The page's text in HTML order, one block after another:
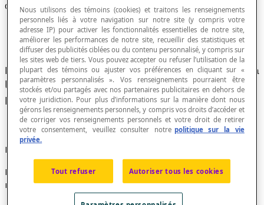
Ordre croissant
Placer des nombres en ordre croissant consiste à
les mettre en ordre de la plus petite valeur à la
plus grande valeur.
Exemples
Dans chacune des listes de nombres suivantes, les
nombres sont placés en ordre croissant :
Nous utilisons des témoins (cookies) et traitons les renseignements
personnels liés à votre navigation sur notre site (y compris votre
adresse IP) pour activer les fonctionnalités essentielles de notre site,
améliorer les performances de notre site, recueillir des statistiques et
diffuser des publicités ciblées ou du contenu personnalisé, y compris sur
les sites web de tiers. Vous pouvez accepter ou refuser l’utilisation de la
plupart des témoins ou ajuster vos préférences en cliquant sur «
paramètres personnalisés ». Vos renseignements pourraient être
stockés et/ou partagés avec nos partenaires publicitaires en dehors de
votre juridiction. Pour plus d’informations sur la manière dont nous
gérons les renseignements personnels, y compris vos droits d’accéder et
de corriger vos renseignements personnels et votre droit de retirer
votre consentement, veuillez consulter notre politique sur la vie
privée.
Tout refuser Autoriser tous les cookies